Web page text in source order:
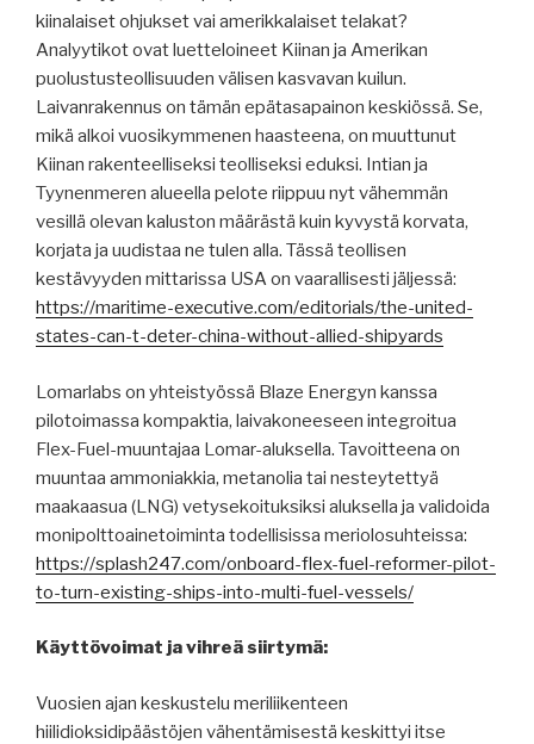
kiinalaiset ohjukset vai amerikkalaiset telakat?
Analyytikot ovat luetteloineet Kiinan ja Amerikan
puolustusteollisuuden välisen kasvavan kuilun.
Laivanrakennus on tämän epätasapainon keskiössä. Se,
mikä alkoi vuosikymmenen haasteena, on muuttunut
Kiinan rakenteelliseksi teolliseksi eduksi. Intian ja
Tyynenmeren alueella pelote riippuu nyt vähemmän
vesillä olevan kaluston määrästä kuin kyvystä korvata,
korjata ja uudistaa ne tulen alla. Tässä teollisen
kestävyyden mittarissa USA on vaarallisesti jäljessä:
https://maritime-executive.com/editorials/the-united-
states-can-t-deter-china-without-allied-shipyards
Lomarlabs on yhteistyössä Blaze Energyn kanssa
pilotoimassa kompaktia, laivakoneeseen integroitua
Flex-Fuel-muuntajaa Lomar-aluksella. Tavoitteena on
muuntaa ammoniakkia, metanolia tai nesteytettyä
maakaasua (LNG) vetysekoituksiksi aluksella ja validoida
monipolttoainetoiminta todellisissa meriolosuhteissa:
https://splash247.com/onboard-flex-fuel-reformer-pilot-
to-turn-existing-ships-into-multi-fuel-vessels/
Käyttövoimat ja vihreä siirtymä:
Vuosien ajan keskustelu meriliikenteen
hiilidioksidipäästöjen vähentämisestä keskittyi itse